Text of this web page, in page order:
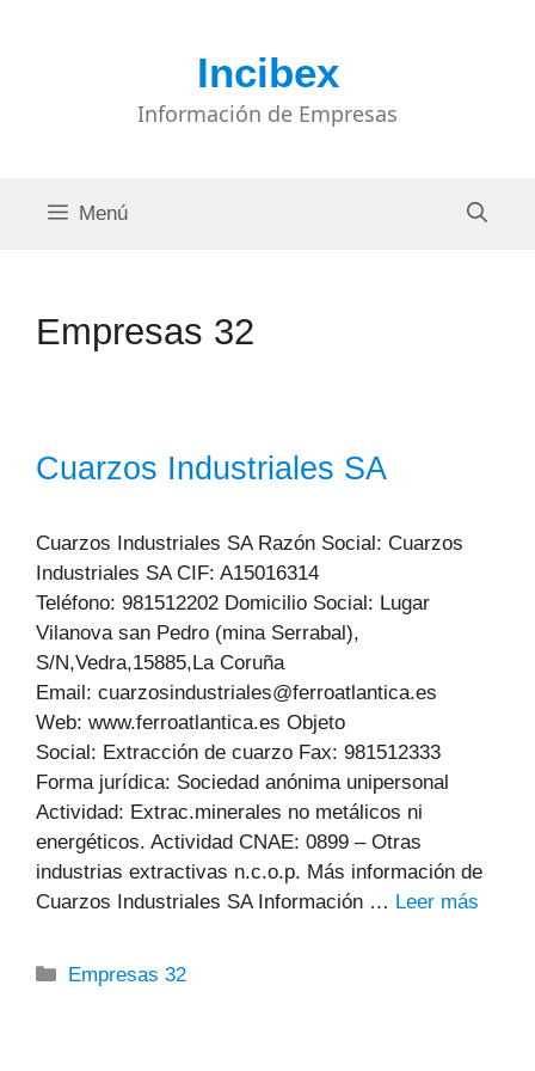
Incibex
Información de Empresas
Menú
Empresas 32
Cuarzos Industriales SA
Cuarzos Industriales SA Razón Social: Cuarzos
Industriales SA CIF: A15016314
Teléfono: 981512202 Domicilio Social: Lugar
Vilanova san Pedro (mina Serrabal),
S/N,Vedra,15885,La Coruña
Email: cuarzosindustriales@ferroatlantica.es
Web: www.ferroatlantica.es Objeto
Social: Extracción de cuarzo Fax: 981512333
Forma jurídica: Sociedad anónima unipersonal
Actividad: Extrac.minerales no metálicos ni
energéticos. Actividad CNAE: 0899 – Otras
industrias extractivas n.c.o.p. Más información de
Cuarzos Industriales SA Información … Leer más
Categorías
Empresas 32